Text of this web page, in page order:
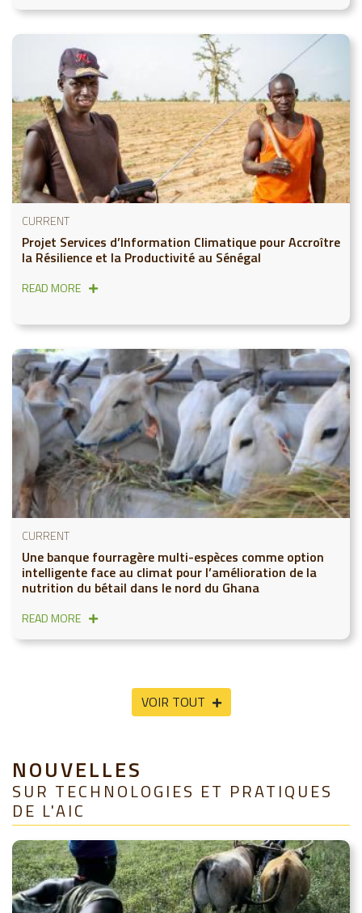
CURRENT
Projet Services d’Information Climatique pour Accroître
la Résilience et la Productivité au Sénégal
READ MORE
CURRENT
Une banque fourragère multi-espèces comme option
intelligente face au climat pour l’amélioration de la
nutrition du bétail dans le nord du Ghana
READ MORE
VOIR TOUT
NOUVELLES
SUR TECHNOLOGIES ET PRATIQUES
DE L'AIC